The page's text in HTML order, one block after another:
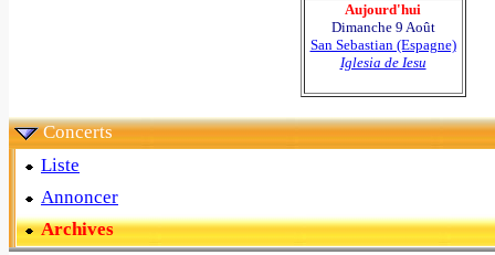
Aujourd'hui
Dimanche 9 Août
San Sebastian (Espagne)
Iglesia de Iesu
Concerts
Liste
Annoncer
Archives